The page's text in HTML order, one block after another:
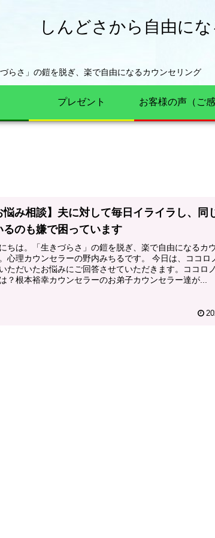
しんどさから自由にな
らさ」の鎧を脱ぎ、楽で自由になるカウンセリン
プレゼント お客様の声（ご感
悩み相談】夫に対して毎日イライラし、同
るのも嫌で困っています
ちは。「生きづらさ」の鎧を脱ぎ、楽で自由になるカ
心理カウンセラーの野内みちるです。 今日は、ココロ
ただいたお悩みにご回答させていただきます。ココロ
？根本裕幸カウンセラーのお弟子カウンセラー達が...